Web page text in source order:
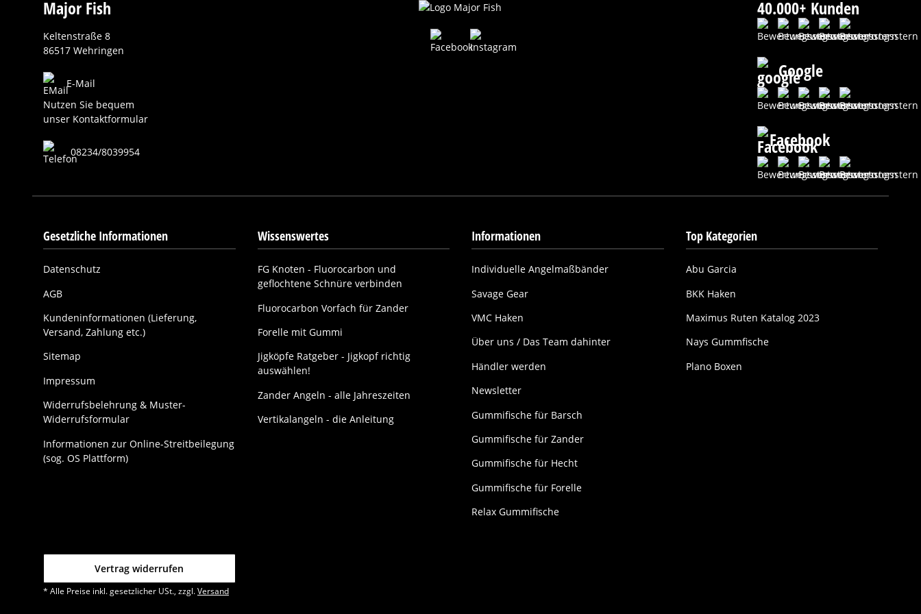
Major Fish
Keltenstraße 8
86517 Wehringen
E-Mail
Nutzen Sie bequem
unser Kontaktformular
08234/8039954
40.000+ Kunden
Google
Facebook
Gesetzliche Informationen
Datenschutz
AGB
Kundeninformationen (Lieferung,
Versand, Zahlung etc.)
Sitemap
Impressum
Widerrufsbelehrung & Muster-
Widerrufsformular
Informationen zur Online-Streitbeilegung
(sog. OS Plattform)
Wissenswertes
FG Knoten - Fluorocarbon und
geflochtene Schnüre verbinden
Fluorocarbon Vorfach für Zander
Forelle mit Gummi
Jigköpfe Ratgeber - Jigkopf richtig
auswählen!
Zander Angeln - alle Jahreszeiten
Vertikalangeln - die Anleitung
Informationen
Individuelle Angelmaßbänder
Savage Gear
VMC Haken
Über uns / Das Team dahinter
Händler werden
Newsletter
Gummifische für Barsch
Gummifische für Zander
Gummifische für Hecht
Gummifische für Forelle
Relax Gummifische
Top Kategorien
Abu Garcia
BKK Haken
Maximus Ruten Katalog 2023
Nays Gummfische
Plano Boxen
Vertrag widerrufen
* Alle Preise inkl. gesetzlicher USt., zzgl.Versand